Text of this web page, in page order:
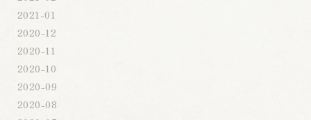
2021-01
2020-12
2020-11
2020-10
2020-09
2020-08